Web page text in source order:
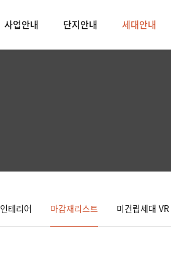
사업안내 단지안내 세대안내
인테리어 마감재리스트 미건립세대 VR